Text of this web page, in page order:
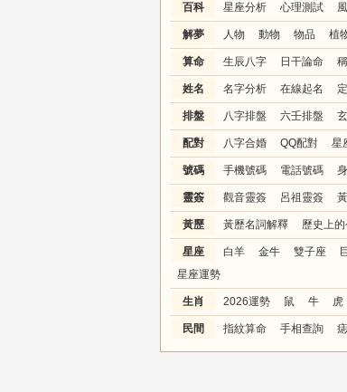
百科 星座分析 心理測試
解夢 人物 動物 物品 植
算命 生辰八字 日干論命
姓名 名字分析 在線起名
排盤 八字排盤 六壬排盤
配對 八字合婚 QQ配對 星
號碼 手機號碼 電話號碼
靈簽 觀音靈簽 呂祖靈簽
黃歷 黃歷名詞解釋 歷史上
星座 白羊 金牛 雙子座
星座運勢
生肖 2026運勢 鼠 牛 虎
民間 指紋算命 手相查詢